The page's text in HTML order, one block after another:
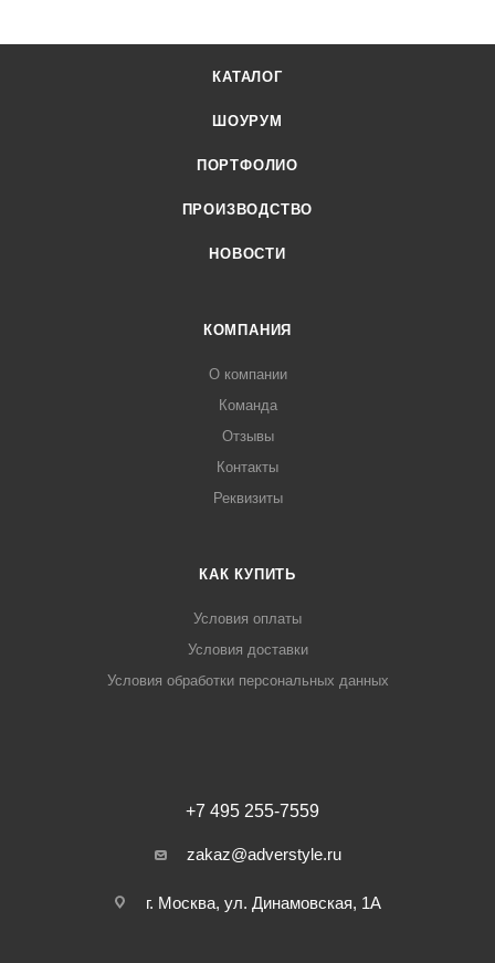
КАТАЛОГ
ШОУРУМ
ПОРТФОЛИО
ПРОИЗВОДСТВО
НОВОСТИ
КОМПАНИЯ
О компании
Команда
Отзывы
Контакты
Реквизиты
КАК КУПИТЬ
Условия оплаты
Условия доставки
Условия обработки персональных данных
+7 495 255-7559
zakaz@adverstyle.ru
г. Москва, ул. Динамовская, 1А